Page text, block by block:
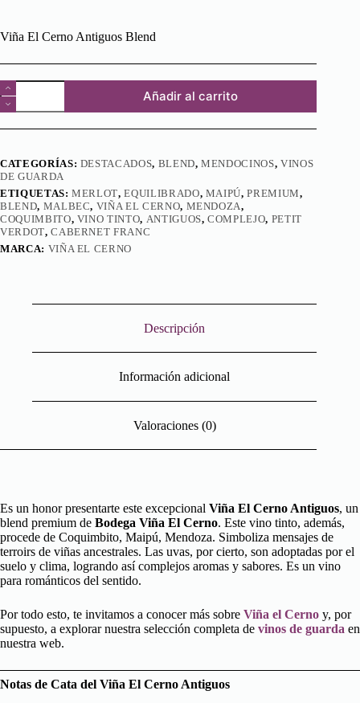
Viña El Cerno Antiguos Blend
Viña
El
Cerno
Antiguos
Añadir al carrito
CATEGORÍAS: DESTACADOS, BLEND,MENDOCINOS, VINOS
DE GUARDA
ETIQUETAS:MERLOT,EQUILIBRADO, MAIPÚ,PREMIUM,
BLEND, MALBEC, VIÑA EL CERNO, MENDOZA,
COQUIMBITO, VINO TINTO, ANTIGUOS,COMPLEJO, PETIT
VERDOT,CABERNET FRANC
MARCA: VIÑA EL CERNO
Descripción
Información adicional
Valoraciones (0)
Es un honor presentarte este excepcional Viña El Cerno Antiguos, un
blend premium de Bodega Viña El Cerno. Este vino tinto, además,
procede de Coquimbito, Maipú, Mendoza. Simboliza mensajes de
terroirs de viñas ancestrales. Las uvas, por cierto, son adoptadas por el
suelo y clima, logrando así complejos aromas y sabores. Es un vino
para románticos del sentido.
Por todo esto, te invitamos a conocer más sobre Viña el Cerno y, por
supuesto, a explorar nuestra selección completa de vinos de guarda en
nuestra web.
Notas de Cata del Viña El Cerno Antiguos